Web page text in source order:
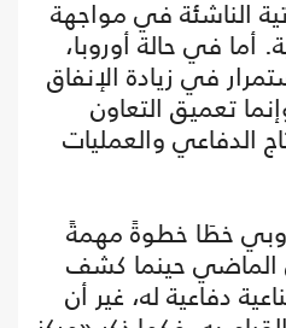
الناشئة في مواجهة
أما في حالة أوروبا،
في زيادة الإنفاق
تعميق التعاون
الدفاعي والعمليات
خطَا خطوةً مهمةً
الماضي حينما كشف
دفاعية له، غير أن